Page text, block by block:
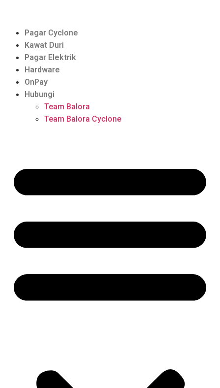
Pagar Cyclone
Kawat Duri
Pagar Elektrik
Hardware
OnPay
Hubungi
Team Balora
Team Balora Cyclone